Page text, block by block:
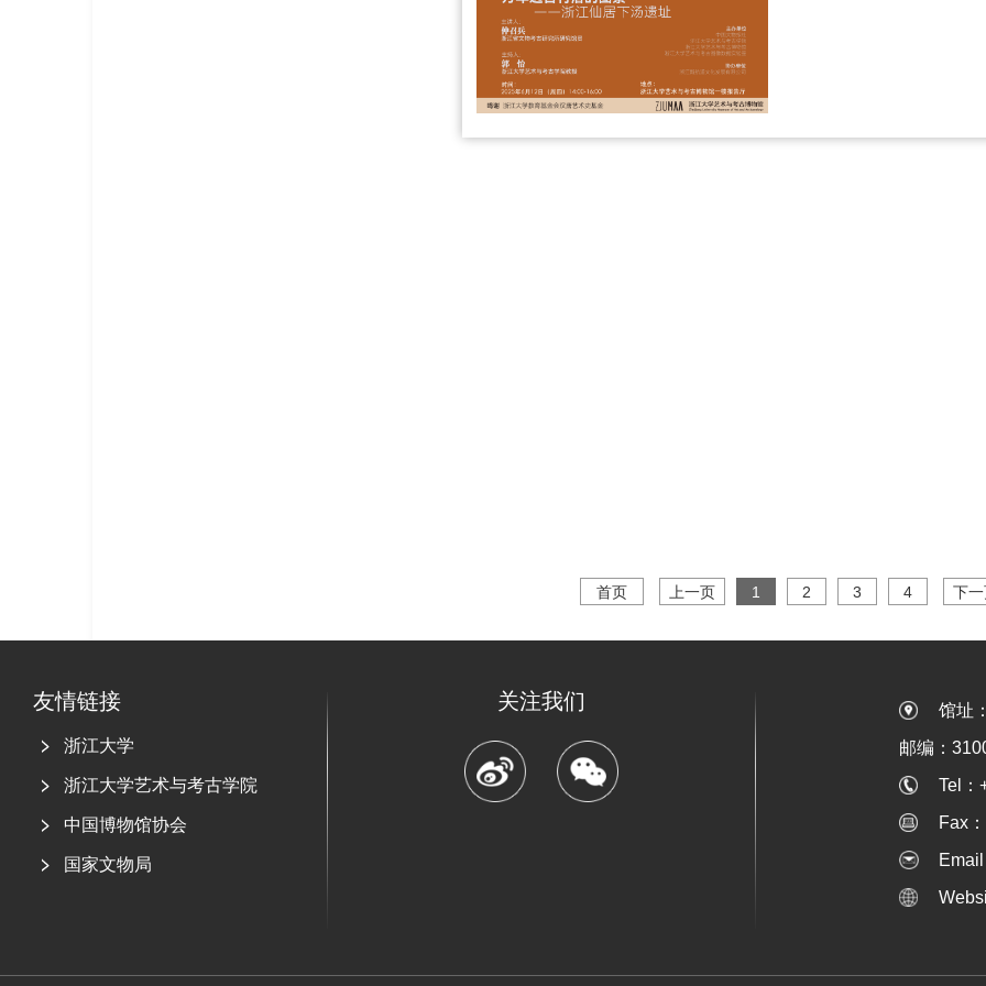
首页 上一页 1 2 3 4 下
友情链接
浙江大学
浙江大学艺术与考古学院
中国博物馆协会
国家文物局
关注我们 馆址：
邮编：
Tel：
Fax：
Email